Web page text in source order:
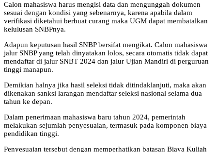
Calon mahasiswa harus mengisi data dan mengunggah dokumen
sesuai dengan kondisi yang sebenarnya, karena apabila dalam
verifikasi diketahui berbuat curang maka UGM dapat membatalkan
kelulusan SNBPnya.
Adapun keputusan hasil SNBP bersifat mengikat. Calon mahasiswa
jalur SNBP yang telah dinyatakan lolos, secara otomatis tidak dapat
mendaftar di jalur SNBT 2024 dan jalur Ujian Mandiri di perguruan
tinggi manapun.
Demikian halnya jika hasil seleksi tidak ditindaklanjuti, maka akan
dikenakan sanksi larangan mendaftar seleksi nasional selama dua
tahun ke depan.
Dalam penerimaan mahasiswa baru tahun 2024, pemerintah
melakukan sejumlah penyesuaian, termasuk pada komponen biaya
pendidikan tinggi.
Penyesuaian tersebut dengan memperhatikan batasan Biaya Kuliah